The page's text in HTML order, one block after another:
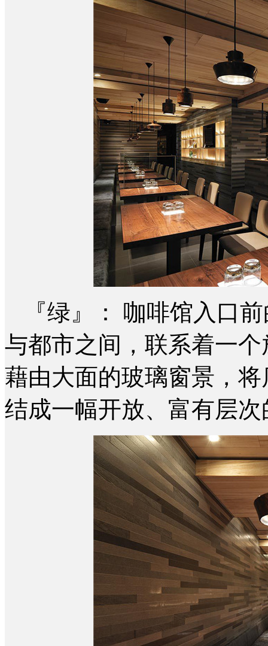
『绿』： 咖啡馆入口
与都市之间，联系着一
藉由大面的玻璃窗景，
结成一幅开放、富有层